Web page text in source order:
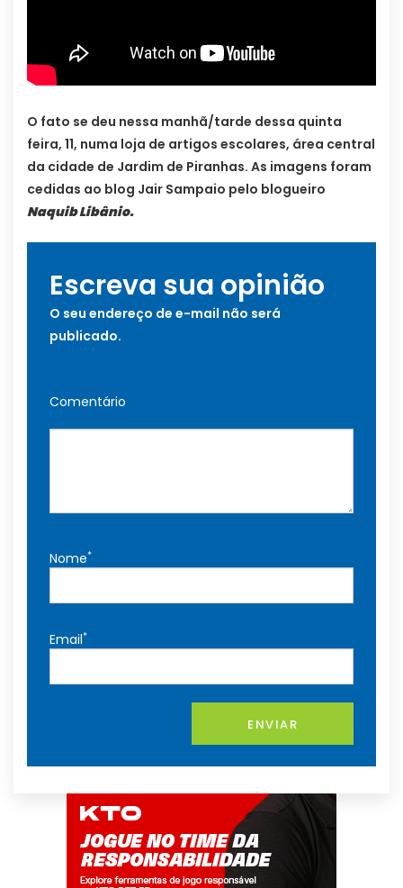
O fato se deu nessa manhã/tarde dessa quinta
feira, 11, numa loja de artigos escolares, área central
da cidade de Jardim de Piranhas. As imagens foram
cedidas ao blog Jair Sampaio pelo blogueiro
Naquib Libânio.
Escreva sua opinião
O seu endereço de e-mail não será
publicado.
Comentário
Nome*
Email*
ENVIAR